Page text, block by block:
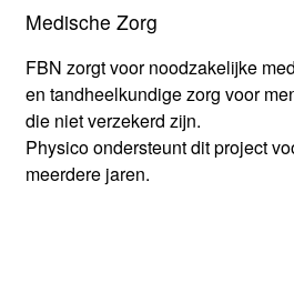
Medische Zorg
FBN zorgt voor noodzakelijke
en tandheelkundige zorg voor
die niet verzekerd zijn.
Physico ondersteunt dit project
meerdere jaren.